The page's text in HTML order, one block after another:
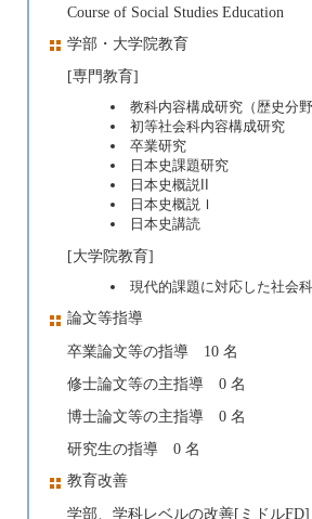
Course of Social Studies Education
学部・大学院教育
[専門教育]
教科内容構成研究（歴史分野
初等社会科内容構成研究
卒業研究
日本史課題研究
日本史概説II
日本史概説Ｉ
日本史講読
[大学院教育]
現代的課題に対応した社会
論文等指導
卒業論文等の指導 10 名
修士論文等の主指導 0 名
博士論文等の主指導 0 名
研究生の指導 0 名
教育改善
学部、学科レベルの改善[ミドルFD]